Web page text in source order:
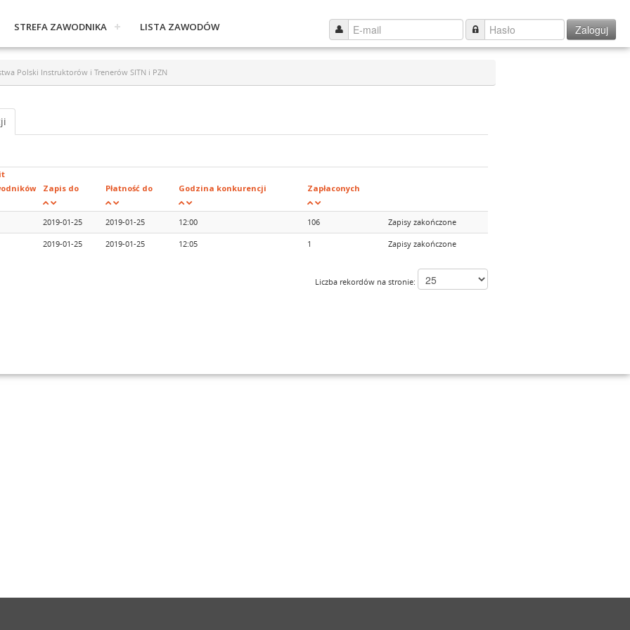
Zaloguj
STREFA ZAWODNIKA LISTA ZAWODÓW
Polski Instruktorów i Trenerów SITN i PZN
Zapis do Płatność do Godzina konkurencji Zapłaconych
2019-01-25 2019-01-25 12:00 106 Zapisy zakończone
2019-01-25 2019-01-25 12:05 1 Zapisy zakończone
Liczba rekordów na stronie: